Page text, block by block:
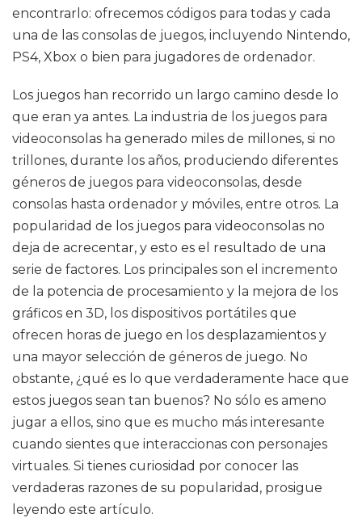
encontrarlo: ofrecemos códigos para todas y cada
una de las consolas de juegos, incluyendo Nintendo,
PS4, Xbox o bien para jugadores de ordenador.
Los juegos han recorrido un largo camino desde lo
que eran ya antes. La industria de los juegos para
videoconsolas ha generado miles de millones, si no
trillones, durante los años, produciendo diferentes
géneros de juegos para videoconsolas, desde
consolas hasta ordenador y móviles, entre otros. La
popularidad de los juegos para videoconsolas no
deja de acrecentar, y esto es el resultado de una
serie de factores. Los principales son el incremento
de la potencia de procesamiento y la mejora de los
gráficos en 3D, los dispositivos portátiles que
ofrecen horas de juego en los desplazamientos y
una mayor selección de géneros de juego. No
obstante, ¿qué es lo que verdaderamente hace que
estos juegos sean tan buenos? No sólo es ameno
jugar a ellos, sino que es mucho más interesante
cuando sientes que interaccionas con personajes
virtuales. Si tienes curiosidad por conocer las
verdaderas razones de su popularidad, prosigue
leyendo este artículo.